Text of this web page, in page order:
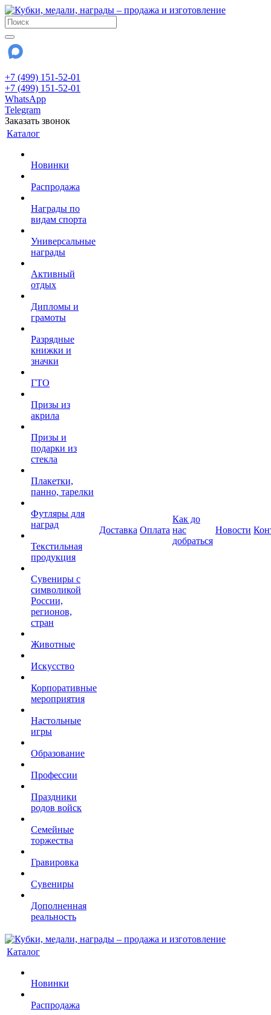
+7 (499) 151-52-01
+7 (499) 151-52-01
WhatsApp
Telegram
Заказать звонок
Каталог
Новинки
Распродажа
Награды по
видам спорта
Универсальные
награды
Активный
отдых
Дипломы и
грамоты
Разрядные
книжки и
значки
ГТО
Призы из
акрила
Призы и
подарки из
стекла
Плакетки,
панно, тарелки
Футляры для
наград
Текстильная
продукция
Сувениры с
символикой
России,
регионов,
стран
Животные
Искусство
Корпоративные
мероприятия
Настольные
игры
Образование
Профессии
Праздники
родов войск
Семейные
торжества
Гравировка
Сувениры
Дополненная
реальность
Доставка Оплата
Как до
нас
добраться
Новости
Каталог
Новинки
Распродажа